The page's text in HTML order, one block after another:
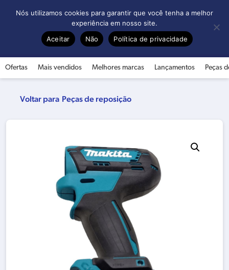
Ofertas Mais vendidos Melhores marcas Lançamentos Peças
Peças de reposição
Nós utilizamos cookies para garantir que você tenha a melhor
experiência em nosso site.
Aceitar
Não Política de privacidade